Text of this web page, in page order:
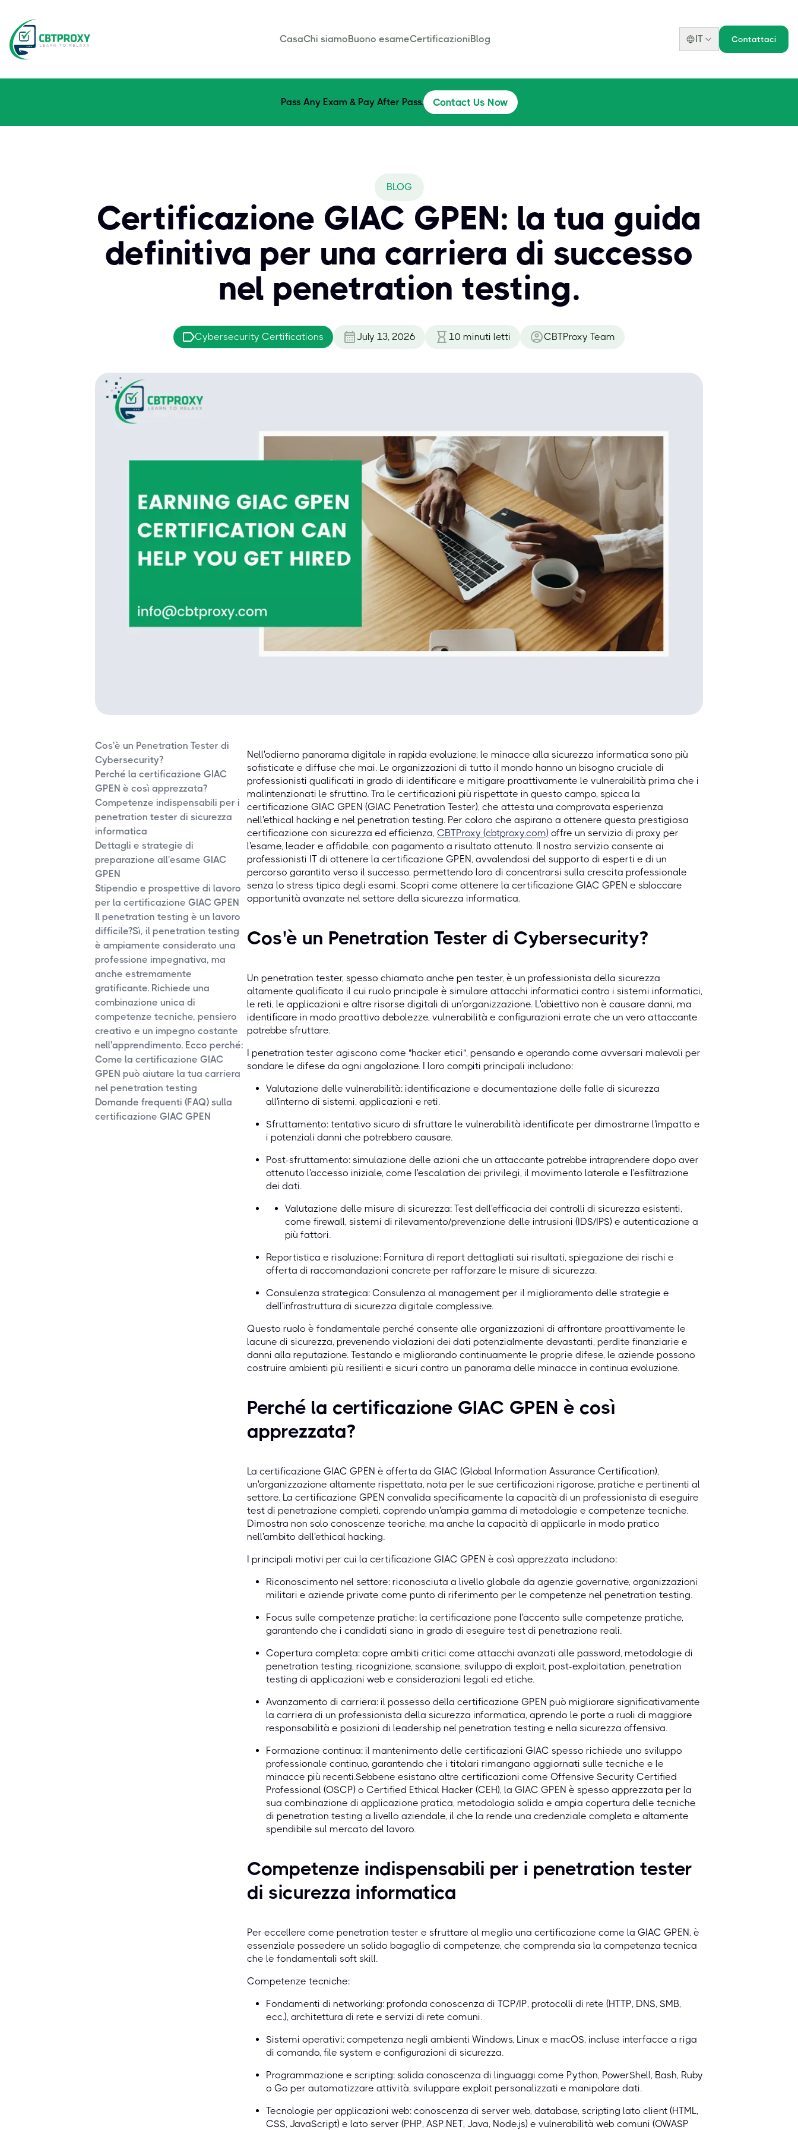
CasaChi siamoBuono esameCertificazioniBlog IT Contattaci
Pass Any Exam & Pay After Pass. Contact Us Now
BLOG
Certificazione GIAC GPEN: la tua guida
definitiva per una carriera di successo
nel penetration testing.
Cybersecurity Certifications July 13, 2026 10 minuti letti CBTProxy Team
Cos'è un Penetration Tester di
Cybersecurity?
Perché la certificazione GIAC
GPEN è così apprezzata?
Competenze indispensabili per i
penetration tester di sicurezza
informatica
Dettagli e strategie di
preparazione all'esame GIAC
GPEN
Stipendio e prospettive di lavoro
per la certificazione GIAC GPEN
Il penetration testing è un lavoro
difficile?Sì, il penetration testing
è ampiamente considerato una
professione impegnativa, ma
anche estremamente
gratificante. Richiede una
combinazione unica di
competenze tecniche, pensiero
creativo e un impegno costante
nell'apprendimento. Ecco perché:
Come la certificazione GIAC
GPEN può aiutare la tua carriera
nel penetration testing
Domande frequenti (FAQ) sulla
certificazione GIAC GPEN
Nell'odierno panorama digitale in rapida evoluzione, le minacce alla sicurezza informatica sono più
sofisticate e diffuse che mai. Le organizzazioni di tutto il mondo hanno un bisogno cruciale di
professionisti qualificati in grado di identificare e mitigare proattivamente le vulnerabilità prima che i
malintenzionati le sfruttino. Tra le certificazioni più rispettate in questo campo, spicca la
certificazione GIAC GPEN (GIAC Penetration Tester), che attesta una comprovata esperienza
nell'ethical hacking e nel penetration testing. Per coloro che aspirano a ottenere questa prestigiosa
certificazione con sicurezza ed efficienza, CBTProxy (cbtproxy.com) offre un servizio di proxy per
l'esame, leader e affidabile, con pagamento a risultato ottenuto. Il nostro servizio consente ai
professionisti IT di ottenere la certificazione GPEN, avvalendosi del supporto di esperti e di un
percorso garantito verso il successo, permettendo loro di concentrarsi sulla crescita professionale
senza lo stress tipico degli esami. Scopri come ottenere la certificazione GIAC GPEN e sbloccare
opportunità avanzate nel settore della sicurezza informatica.
Cos'è un Penetration Tester di Cybersecurity?
Un penetration tester, spesso chiamato anche pen tester, è un professionista della sicurezza
altamente qualificato il cui ruolo principale è simulare attacchi informatici contro i sistemi informatici,
le reti, le applicazioni e altre risorse digitali di un'organizzazione. L'obiettivo non è causare danni, ma
identificare in modo proattivo debolezze, vulnerabilità e configurazioni errate che un vero attaccante
potrebbe sfruttare.
I penetration tester agiscono come "hacker etici", pensando e operando come avversari malevoli per
sondare le difese da ogni angolazione. I loro compiti principali includono:
Valutazione delle vulnerabilità: identificazione e documentazione delle falle di sicurezza
all'interno di sistemi, applicazioni e reti.
Sfruttamento: tentativo sicuro di sfruttare le vulnerabilità identificate per dimostrarne l'impatto e
i potenziali danni che potrebbero causare.
Post-sfruttamento: simulazione delle azioni che un attaccante potrebbe intraprendere dopo aver
ottenuto l'accesso iniziale, come l'escalation dei privilegi, il movimento laterale e l'esfiltrazione
dei dati.
Valutazione delle misure di sicurezza: Test dell'efficacia dei controlli di sicurezza esistenti,
come firewall, sistemi di rilevamento/prevenzione delle intrusioni (IDS/IPS) e autenticazione a
più fattori.
Reportistica e risoluzione: Fornitura di report dettagliati sui risultati, spiegazione dei rischi e
offerta di raccomandazioni concrete per rafforzare le misure di sicurezza.
Consulenza strategica: Consulenza al management per il miglioramento delle strategie e
dell'infrastruttura di sicurezza digitale complessive.
Questo ruolo è fondamentale perché consente alle organizzazioni di affrontare proattivamente le
lacune di sicurezza, prevenendo violazioni dei dati potenzialmente devastanti, perdite finanziarie e
danni alla reputazione. Testando e migliorando continuamente le proprie difese, le aziende possono
costruire ambienti più resilienti e sicuri contro un panorama delle minacce in continua evoluzione.
Perché la certificazione GIAC GPEN è così
apprezzata?
La certificazione GIAC GPEN è offerta da GIAC (Global Information Assurance Certification),
un'organizzazione altamente rispettata, nota per le sue certificazioni rigorose, pratiche e pertinenti al
settore. La certificazione GPEN convalida specificamente la capacità di un professionista di eseguire
test di penetrazione completi, coprendo un'ampia gamma di metodologie e competenze tecniche.
Dimostra non solo conoscenze teoriche, ma anche la capacità di applicarle in modo pratico
nell'ambito dell'ethical hacking.
I principali motivi per cui la certificazione GIAC GPEN è così apprezzata includono:
Riconoscimento nel settore: riconosciuta a livello globale da agenzie governative, organizzazioni
militari e aziende private come punto di riferimento per le competenze nel penetration testing.
Focus sulle competenze pratiche: la certificazione pone l'accento sulle competenze pratiche,
garantendo che i candidati siano in grado di eseguire test di penetrazione reali.
Copertura completa: copre ambiti critici come attacchi avanzati alle password, metodologie di
penetration testing, ricognizione, scansione, sviluppo di exploit, post-exploitation, penetration
testing di applicazioni web e considerazioni legali ed etiche.
Avanzamento di carriera: il possesso della certificazione GPEN può migliorare significativamente
la carriera di un professionista della sicurezza informatica, aprendo le porte a ruoli di maggiore
responsabilità e posizioni di leadership nel penetration testing e nella sicurezza offensiva.
Formazione continua: il mantenimento delle certificazioni GIAC spesso richiede uno sviluppo
professionale continuo, garantendo che i titolari rimangano aggiornati sulle tecniche e le
minacce più recenti.Sebbene esistano altre certificazioni come Offensive Security Certified
Professional (OSCP) o Certified Ethical Hacker (CEH), la GIAC GPEN è spesso apprezzata per la
sua combinazione di applicazione pratica, metodologia solida e ampia copertura delle tecniche
di penetration testing a livello aziendale, il che la rende una credenziale completa e altamente
spendibile sul mercato del lavoro.
Competenze indispensabili per i penetration tester
di sicurezza informatica
Per eccellere come penetration tester e sfruttare al meglio una certificazione come la GIAC GPEN, è
essenziale possedere un solido bagaglio di competenze, che comprenda sia la competenza tecnica
che le fondamentali soft skill.
Competenze tecniche:
Fondamenti di networking: profonda conoscenza di TCP/IP, protocolli di rete (HTTP, DNS, SMB,
ecc.), architettura di rete e servizi di rete comuni.
Sistemi operativi: competenza negli ambienti Windows, Linux e macOS, incluse interfacce a riga
di comando, file system e configurazioni di sicurezza.
Programmazione e scripting: solida conoscenza di linguaggi come Python, PowerShell, Bash, Ruby
o Go per automatizzare attività, sviluppare exploit personalizzati e manipolare dati.
Tecnologie per applicazioni web: conoscenza di server web, database, scripting lato client (HTML,
CSS, JavaScript) e lato server (PHP, ASP.NET, Java, Node.js) e vulnerabilità web comuni (OWASP